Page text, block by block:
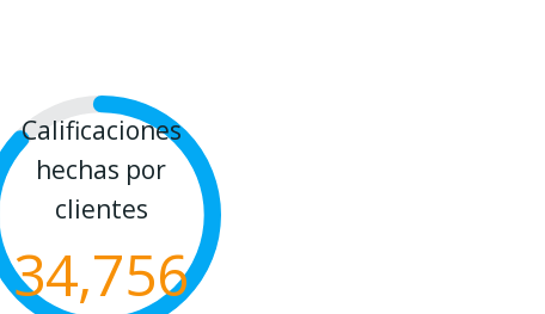
Calificaciones
hechas por
clientes
34,756